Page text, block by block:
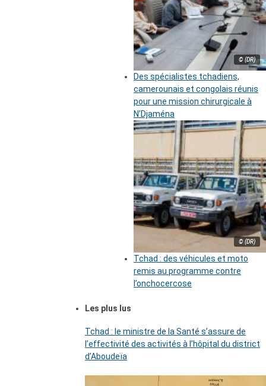
© (DR)
Des spécialistes tchadiens,
camerounais et congolais réunis
pour une mission chirurgicale à
N’Djaména
© (DR)
Tchad : des véhicules et moto
remis au programme contre
l’onchocercose
Les plus lus
Tchad : le ministre de la Santé s’assure de
l’effectivité des activités à l’hôpital du district
d’Aboudeïa